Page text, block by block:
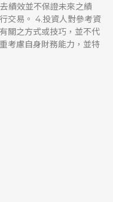
績效並不保證未來之績
交易。 4.投資人對參考資
關之方式或技巧，並不代
考慮自身財務能力，並特